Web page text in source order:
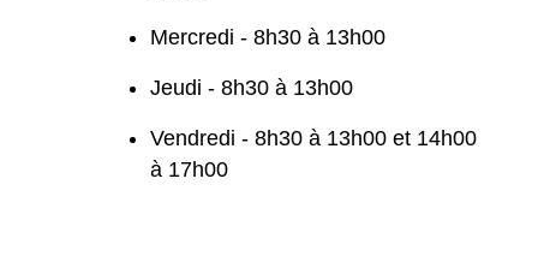
Mercredi - 8h30 à 13h00
Jeudi - 8h30 à 13h00
Vendredi - 8h30 à 13h00 et 14h00
à 17h00